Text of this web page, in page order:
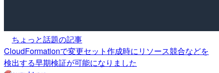
ちょっと話題の記事
CloudFormationで変更セット作成時にリソース競合などを
検出する早期検証が可能になりました